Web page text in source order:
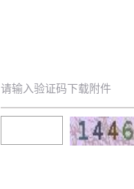
请输入验证码下载附件